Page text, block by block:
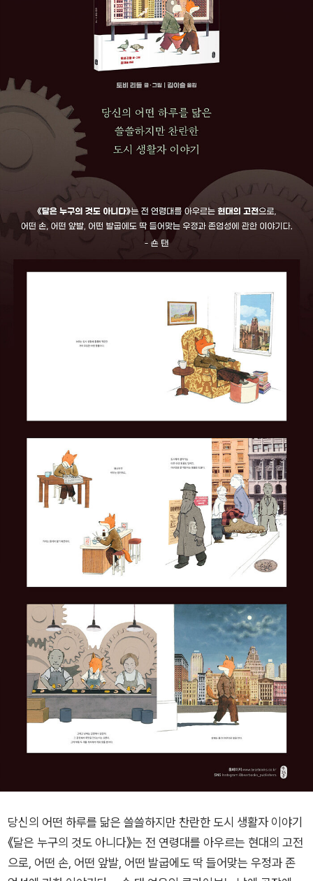
당신의 어떤 하루를 닮은 쓸쓸하지만 찬란한 도시 생활자 이야기
《달은 누구의 것도 아니다》는 전 연령대를 아우르는 현대의 고전
으로, 어떤 손, 어떤 앞발, 어떤 발굽에도 딱 들어맞는 우정과 존